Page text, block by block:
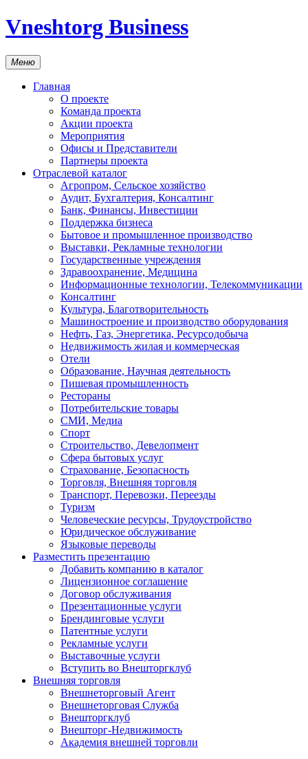
Vneshtorg Business
Меню
Главная
О проекте
Команда проекта
Акции проекта
Мероприятия
Офисы и Представители
Партнеры проекта
Отраслевой каталог
Агропром, Сельское хозяйство
Аудит, Бухгалтерия, Консалтинг
Банк, Финансы, Инвестиции
Поддержка бизнеса
Бытовое и промышленное производство
Выставки, Рекламные технологии
Государственные учреждения
Здравоохранение, Медицина
Информационные технологии, Телекоммуникации
Консалтинг
Культура, Благотворительность
Машиностроение и производство оборудования
Нефть, Газ, Энергетика, Ресурсодобыча
Недвижимость жилая и коммерческая
Отели
Образование, Научная деятельность
Пишевая промышленность
Рестораны
Потребительские товары
СМИ, Медиа
Спорт
Строительство, Девелопмент
Сфера бытовых услуг
Страхование, Безопасность
Торговля, Внешняя торговля
Транспорт, Перевозки, Переезды
Туризм
Человеческие ресурсы, Трудоустройство
Юридическое обслуживание
Языковые переводы
Разместить презентацию
Добавить компанию в каталог
Лицензионное соглашение
Договор обслуживания
Презентационные услуги
Брендинговые услуги
Патентные услуги
Рекламные услуги
Выставочные услуги
Вступить во Внешторгклуб
Внешняя торговля
Внешнеторговый Агент
Внешнеторговая Служба
Внешторгклуб
Внешторг-Недвижимость
Академия внешней торговли